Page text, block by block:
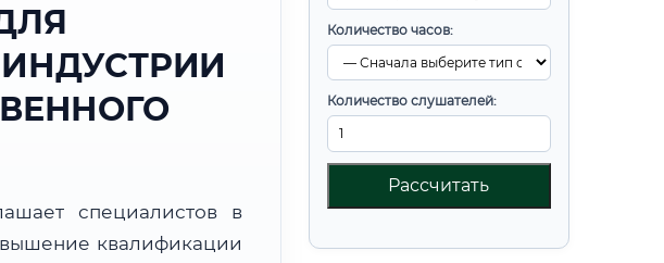
Количество часов:
Количество слушателей:
Рассчитать
специалистов в
квалификации